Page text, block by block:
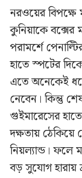
নরওয়ের বিপক্ষে
কুনিয়াকে
পরামর্শে
হাতে স্পটের
এতে অনেকেই
নেবেন। কিন্তু
গুইমারেসের
দক্ষতায়
নিয়ল্যান্ড। ফলে
বড় সুযোগ হারায়